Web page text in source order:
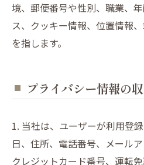
境、郵便番号や性別、職業、
ス、クッキー情報、位置情報
を指します。
プライバシー情報の
1. 当社は、ユーザーが利用登
日、住所、電話番号、メール
クレジットカード番号、運転